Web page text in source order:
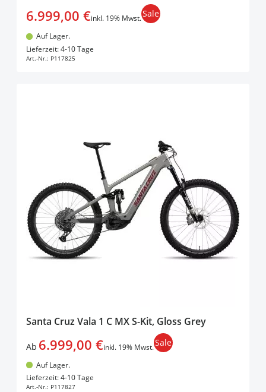
6.999,00 €inkl. 19% Mwst.Sale
Auf Lager.
Lieferzeit: 4-10 Tage
Art.-Nr.: P117825
Santa Cruz Vala 1 C MX S-Kit, Gloss Grey
Ab 6.999,00 €inkl. 19% Mwst.Sale
Auf Lager.
Lieferzeit: 4-10 Tage
Art.-Nr.: P117827